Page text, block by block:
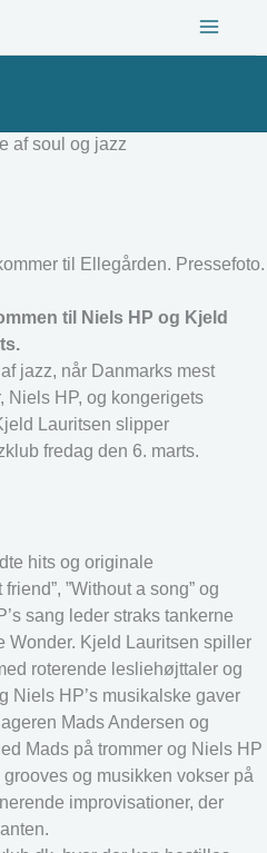
af soul og jazz
til Ellegården. Pressefoto.
til Niels HP og Kjeld
jazz, når Danmarks mest
Niels HP, og kongerigets
Lauritsen slipper
fredag den 6. marts.
hits og originale
”Without a song” og
sang leder straks tankerne
Wonder. Kjeld Lauritsen spiller
roterende lesliehøjttaler og
Niels HP’s musikalske gaver
Mads Andersen og
Mads på trommer og Niels HP
og musikken vokser på
improvisationer, der